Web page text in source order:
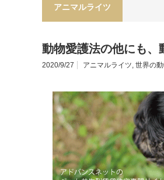
アニマルライツ
動物愛護法の他にも、
2020/9/27 アニマルライツ, 世界の